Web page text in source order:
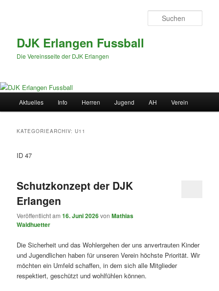
DJK Erlangen Fussball
Die Vereinsseite der DJK Erlangen
Aktuelles Info Herren Jugend AH Verein
KATEGORIEARCHIV:U11
ID 47
Schutzkonzept der DJK
Erlangen
Veröffentlicht am16. Juni 2026vonMathias
Waldhuetter
Die Sicherheit und das Wohlergehen der uns anvertrauten Kinder
und Jugendlichen haben für unseren Verein höchste Priorität. Wir
möchten ein Umfeld schaffen, in dem sich alle Mitglieder
respektiert, geschützt und wohlfühlen können.